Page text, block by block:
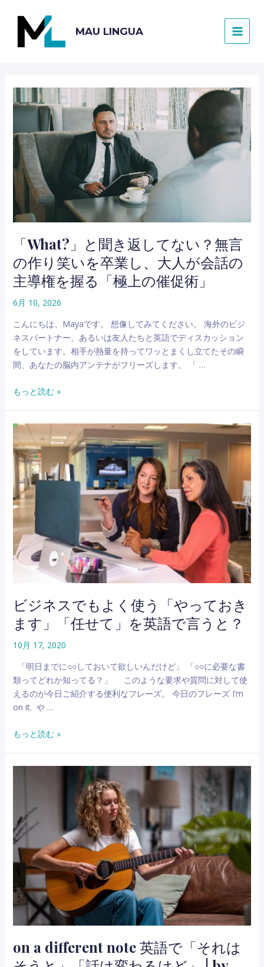
MAU LINGUA
「What?」と聞き返してない？無言
の作り笑いを卒業し、大人が会話の
主導権を握る「極上の催促術」
6月 10, 2026
こんにちは、Mayaです。 想像してみてください。 海外のビジ
ネスパートナー、あるいは友人たちと英語でディスカッション
をしています。相手が熱量を持ってワッとまくし立てたその瞬
間、あなたの脳内アンテナがフリーズします。 「 …
「What?」
き
返
し
て
な
い？
言
の
作
を
卒
し、
人
が
会
の
「極
上
の
催
術」
もっと読む »
ビジネスでもよく使う「やっておき
ます」「任せて」を英語で言うと？
10月 17, 2020
「明日までに○○しておいて欲しいんだけど」 「○○に必要な書
類ってどれか知ってる？」 このような要求や質問に対して使
えるのが今日ご紹介する便利なフレーズ。 今日のフレーズ I’m
on it. や …
ビ
よ
く
使
う
「や
て
お
き
す」
「任
もっと読む »
on a different note 英語で「それは